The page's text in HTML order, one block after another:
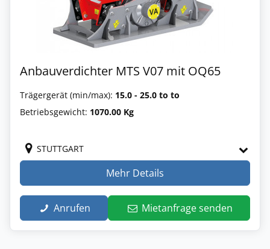
Anbauverdichter MTS V07 mit OQ65
Trägergerät (min/max): 15.0 - 25.0 to to
Betriebsgewicht: 1070.00 Kg
STUTTGART
Mehr Details
Anrufen Mietanfrage senden